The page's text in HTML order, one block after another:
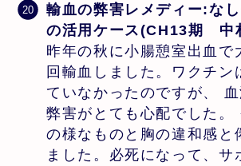
輸血の弊害レメディー:な
の活用ケース(CH13期 中
昨年の秋に小腸憩室出血で
回輸血しました。ワクチン
ていなかったのですが、
弊害がとても心配でした。
の様なものと胸の違和感と
ました。必死になって、